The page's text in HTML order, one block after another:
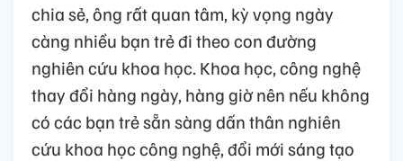
chia sẻ, ông rất quan tâm, kỳ vọng ngày
càng nhiều bạn trẻ đi theo con đường
nghiên cứu khoa học. Khoa học, công nghệ
thay đổi hàng ngày, hàng giờ nên nếu không
có các bạn trẻ sẵn sàng dấn thân nghiên
cứu khoa học công nghệ, đổi mới sáng tạo